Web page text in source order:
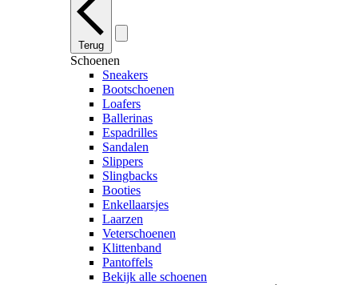
Terug
Schoenen
Sneakers
Bootschoenen
Loafers
Ballerinas
Espadrilles
Sandalen
Slippers
Slingbacks
Booties
Enkellaarsjes
Laarzen
Veterschoenen
Klittenband
Pantoffels
Bekijk alle schoenen